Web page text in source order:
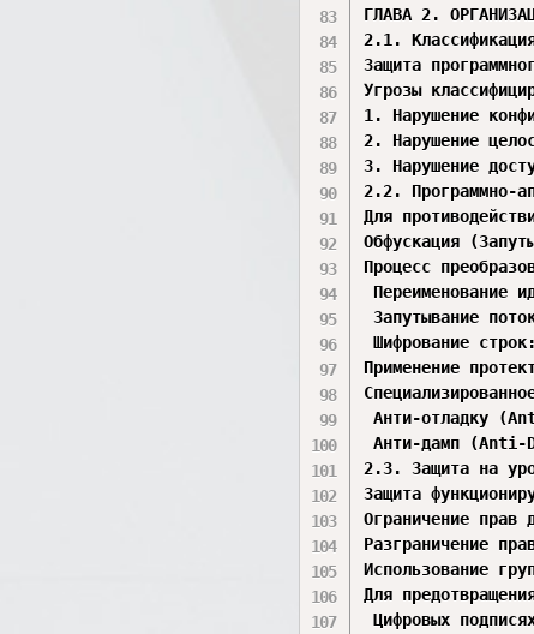
ГЛАВА 2.
2.1.
Защита
Угрозы
1. Нарушение
2. Нарушение
3. Нарушение
2.2. Программно-
Для
Обфускация
Процесс
Переименование
Запутывание
Шифрование
Применение
Анти-отладку
Анти-дамп (Anti-
2.3. Защита на
Защита
Ограничение прав
Разграничение
Использование
Для
Цифровых